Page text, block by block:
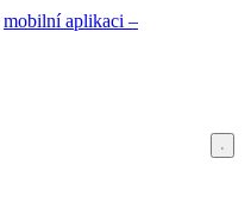
mobilní aplikaci –